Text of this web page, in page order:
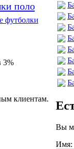
поло
футболки
3%
клиентам.
Вы
Имя: